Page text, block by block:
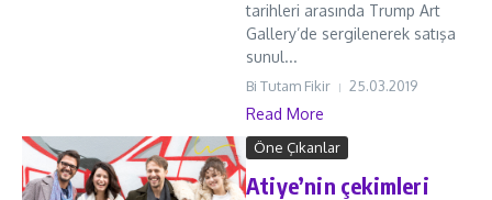
tarihleri arasında Trump Art
Gallery’de sergilenerek satışa
sunul...
Bi Tutam Fikir 25.03.2019
Read More
Öne Çıkanlar
Atiye’nin çekimleri